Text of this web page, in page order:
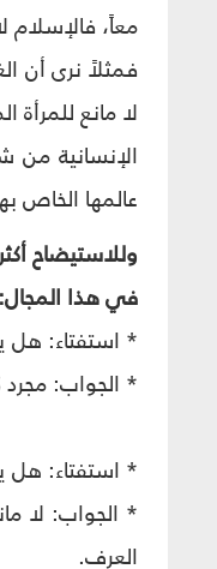
معاً، فالإسلام
فمثلاً نرى أن
لا مانع
الإنسانية
عالمها الخاص
وللاستيضاح
في هذا المجال:
* استفتاء: هل
* الجواب: مجرد
* استفتاء: هل
* الجواب: لا
العرف.